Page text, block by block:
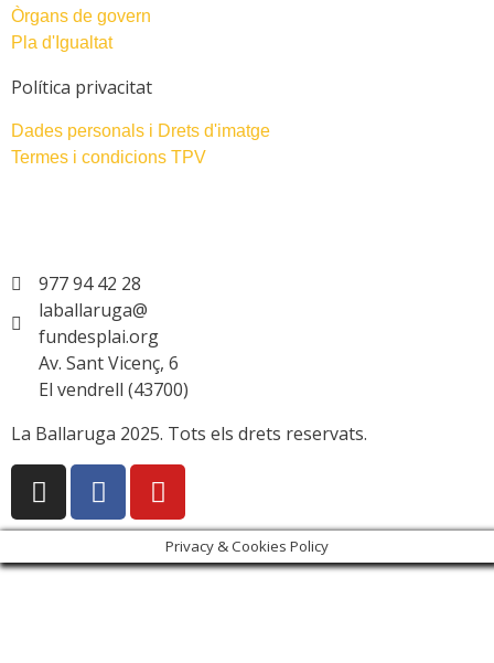
Òrgans de govern
Pla d'Igualtat
Política privacitat
Dades personals i Drets d'imatge
Termes i condicions TPV
977 94 42 28
laballaruga@
fundesplai.org
Av. Sant Vicenç, 6
El vendrell (43700)
La Ballaruga 2025. Tots els drets reservats.
Privacy & Cookies Policy